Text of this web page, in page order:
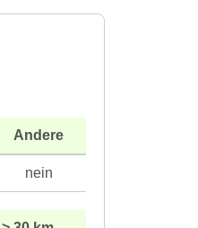
Andere
nein